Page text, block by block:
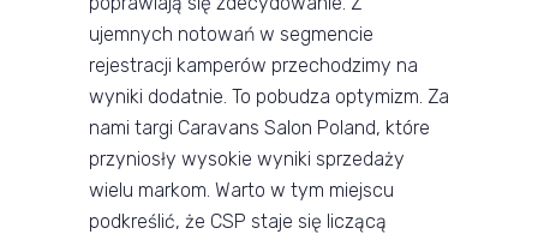
ujemnych notowań w segmencie
rejestracji kamperów przechodzimy na
wyniki dodatnie. To pobudza optymizm. Za
nami targi Caravans Salon Poland, które
przyniosły wysokie wyniki sprzedaży
wielu markom. Warto w tym miejscu
podkreślić, że CSP staje się liczącą